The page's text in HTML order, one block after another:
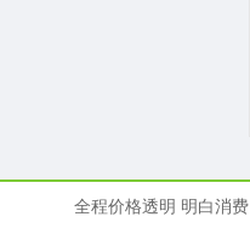
全程价格透明 明白消费